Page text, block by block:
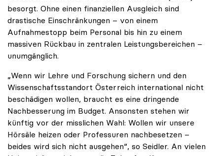
besorgt. Ohne einen finanziellen Ausgleich sind
drastische Einschränkungen – von einem
Aufnahmestopp beim Personal bis hin zu einem
massiven Rückbau in zentralen Leistungsbereichen –
unumgänglich.
„Wenn wir Lehre und Forschung sichern und den
Wissenschaftsstandort Österreich international nicht
beschädigen wollen, braucht es eine dringende
Nachbesserung im Budget. Ansonsten stehen wir
künftig vor der misslichen Wahl: Wollen wir unsere
Hörsäle heizen oder Professuren nachbesetzen –
beides wird sich nicht ausgehen“, so Seidler. An vielen